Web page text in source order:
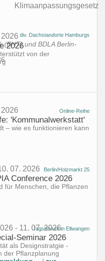
(BHT) und BDLA Berlin-
2026
von der
div. Dachstandorte Hamburgs
'Kommunalwerkstatt'
– wie es funktionieren kann
Online-Reihe
07. 2026
Conference 2026
für Menschen, die Pflanzen
Berlin/Holzmarkt 25
- 11. 07. 2026
Seminar 2026
als Designstratgie -
der Pflanzplanung
Jagstforum in Ellwangen